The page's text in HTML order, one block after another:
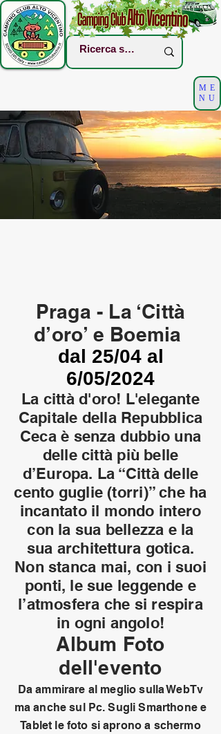
ME
NU
Praga - La ‘Città
d’oro’ e Boemia
dal 25/04 al
6/05/2024
La città d'oro! L'elegante
Capitale della Repubblica
Ceca è senza dubbio una
delle città più belle
d’Europa. La “Città delle
cento guglie (torri)” che ha
incantato il mondo intero
con la sua bellezza e la
sua architettura gotica.
Non stanca mai, con i suoi
ponti, le sue leggende e
l’atmosfera che si respira
in ogni angolo!
Album Foto
dell'evento
Da ammirare al meglio sulla WebTv
ma anche sul Pc. Sugli Smarthone e
Tablet le foto si aprono a schermo